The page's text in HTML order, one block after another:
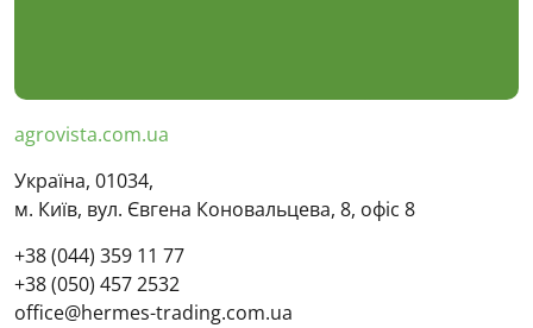
agrovista.com.ua
Україна, 01034,
м. Київ, вул. Євгена Коновальцева, 8, офіс 8
+38 (044) 359 11 77
+38 (050) 457 2532
office@hermes-trading.com.ua